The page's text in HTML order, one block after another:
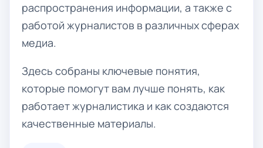
распространения информации, а также с
работой журналистов в различных сферах
медиа.
Здесь собраны ключевые понятия,
которые помогут вам лучше понять, как
работает журналистика и как создаются
качественные материалы.